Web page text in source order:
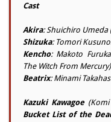
Cast
Akira: Shuichiro Umeda
Shizuka: Tomori
Kencho: Makoto
The Witch From Mercury)
Beatrix: Minami
Kazuki Kawagoe
Bucket List of the